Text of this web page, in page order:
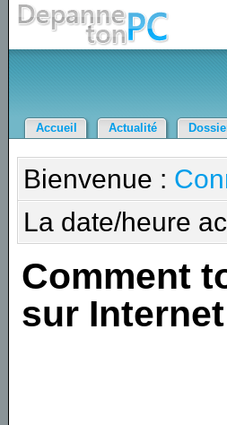
Accueil Actualité
Bienvenue :
La date/heure
Comment
sur